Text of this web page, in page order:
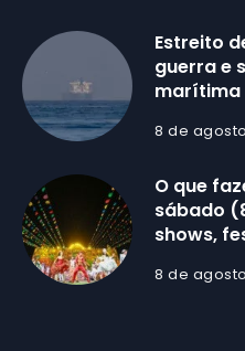
Estreito
guerra e
marítima
8 de
O que
sábado
shows,
8 de